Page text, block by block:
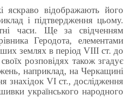
яскраво відображають його
і підтвердження цьому.
часи. Ще за свідченням
Геродота, елементами
землях в період VIII ст. до
розповідях також згадує
наприклад, на Черкащині
знахідок VI ст., дослідження
українського народного